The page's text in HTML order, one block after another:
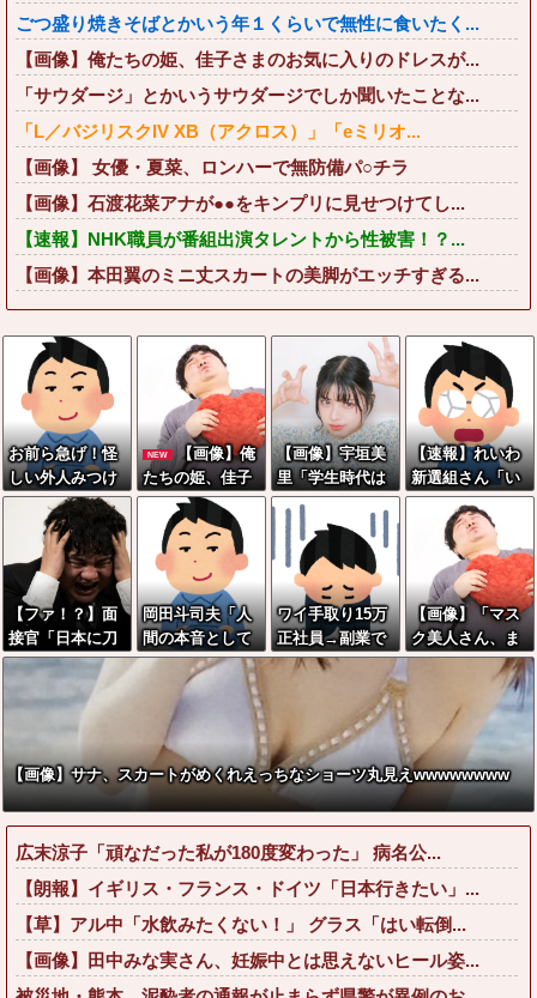
ごつ盛り焼きそばとかいう年１くらいで無性に食いたく...
【画像】俺たちの姫、佳子さまのお気に入りのドレスが...
「サウダージ」とかいうサウダージでしか聞いたことな...
「L／バジリスクIV XB（アクロス）」「eミリオ...
【画像】 女優・夏菜、ロンハーで無防備パ○チラ
【画像】石渡花菜アナが●●をキンプリに見せつけてし...
【速報】NHK職員が番組出演タレントから性被害！？...
【画像】本田翼のミニ丈スカートの美脚がエッチすぎる...
お前ら急げ！怪
しい外人みつけ
たら法務省にタ
レコミしてみ
ろ！意外と仕事
するぞ？
NEW
【画像】俺
たちの姫、佳子
さまのお気に入
りのドレスがこ
ちらです←コレ
は可愛過ぎるw
w w w w w w w
【画像】宇垣美
里「学生時代は
全然モテなかっ
たです」←これ
ほんまかぁ？w
w w w w w w w
【速報】れいわ
新選組さん「い
のちの党」に改
名ｗｗｗｗｗｗ
【ファ！？】面
接官「日本に刀
鍛冶は何人いる
か推定してくだ
さい」 俺「18
8人です」 面接
官「どういう風
に考えました
か？」 俺「知
ってました」→
この後『こう』
なったんだがマ
ジで納得いかな
い！！！！！
岡田斗司夫「人
間の本音として
ブサイクを見た
ら不愉快にな
る。この責任を
どうとるんだ」
ワイ手取り15万
正社員→副業で
ウーバーやって
るんやが金がな
【画像】「マス
ク美人さん、ま
た我々を欺く」
←海外でも流行
りだした結果が
こちらw w w w
w w w
【画像】サナ、スカートがめくれえっちなショーツ丸見えwwwwwwww
広末涼子「頑なだった私が180度変わった」 病名公...
【朗報】イギリス・フランス・ドイツ「日本行きたい」...
【草】アル中「水飲みたくない！」 グラス「はい転倒...
【画像】田中みな実さん、妊娠中とは思えないヒール姿...